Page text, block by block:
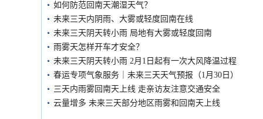
如何防范回南天潮湿天气？
未来三天内阴雨、大雾或轻度回南在线
未来三天阴天转小雨 局地有大雾或轻度回南
雨雾天怎样开车才安全？
未来三天阴天转小雨 2月1日起有一次大风降温过程
春运专项气象服务｜未来三天天气预报（1月30日）
三天内雨雾回南天上线 走亲访友注意交通安全
云量增多 未来三天部分地区雨雾和回南天上线